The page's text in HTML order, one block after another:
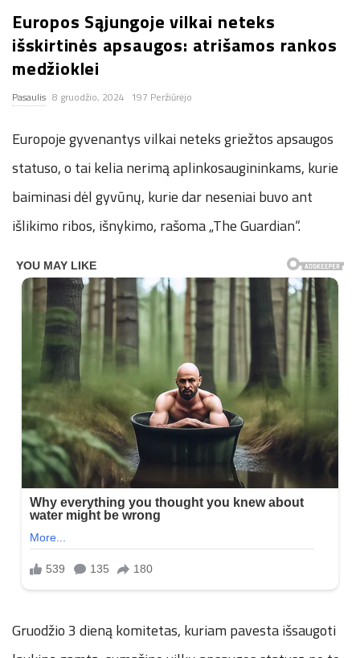
n
.
n
e
t
Europos Sąjungoje vilkai neteks
išskirtinės apsaugos: atrišamos rankos
medžioklei
Pasaulis 8 gruodžio, 2024 197 Peržiūrėjo
Europoje gyvenantys vilkai neteks griežtos apsaugos
statuso, o tai kelia nerimą aplinkosaugininkams, kurie
baiminasi dėl gyvūnų, kurie dar neseniai buvo ant
išlikimo ribos, išnykimo, rašoma „The Guardian“.
Gruodžio 3 dieną komitetas, kuriam pavesta išsaugoti